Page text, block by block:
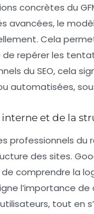
concrètes du
avancées, le
Cela
repérer les
du SEO, cela
automatisées,
et de la
professionnels
des sites.
comprendre la
l’importance
tout en